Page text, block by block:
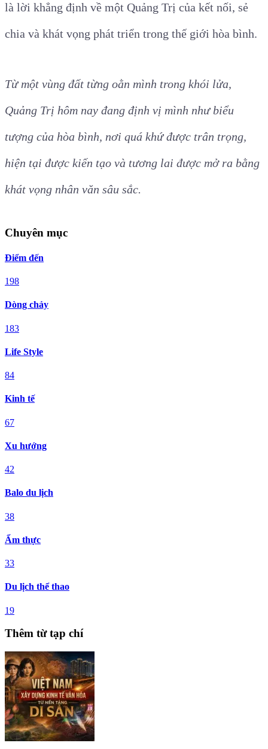
là lời khẳng định về một Quảng Trị của kết nối, sẻ
chia và khát vọng phát triển trong thế giới hòa bình.
Từ một vùng đất từng oằn mình trong khói lửa,
Quảng Trị hôm nay đang định vị mình như biểu
tượng của hòa bình, nơi quá khứ được trân trọng,
hiện tại được kiến tạo và tương lai được mở ra bằng
khát vọng nhân văn sâu sắc.
Chuyên mục
Điểm đến
198
Dòng chảy
183
Life Style
84
Kinh tế
67
Xu hướng
42
Balo du lịch
38
Ẩm thực
33
Du lịch thể thao
19
Thêm từ tạp chí